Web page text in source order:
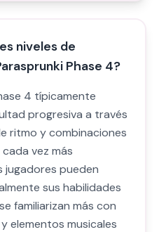
niveles de
Phase 4?
4 típicamente
progresiva a través
ritmo y combinaciones
vez más
jugadores pueden
sus habilidades
familiarizan más con
elementos musicales